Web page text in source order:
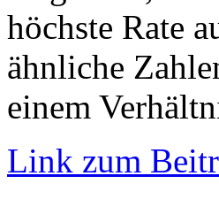
höchste Rate
ähnliche
einem
Link zum